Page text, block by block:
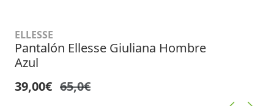
ELLESSE
Pantalón Ellesse Giuliana Hombre
Azul
39,00€ 65,0€